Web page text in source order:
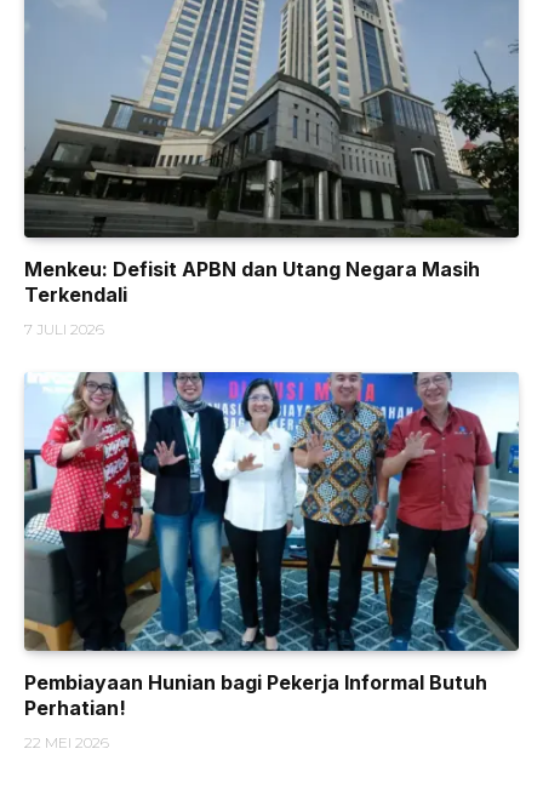
Menkeu: Defisit APBN dan Utang Negara Masih
Terkendali
7 JULI 2026
Pembiayaan Hunian bagi Pekerja Informal Butuh
Perhatian!
22 MEI 2026